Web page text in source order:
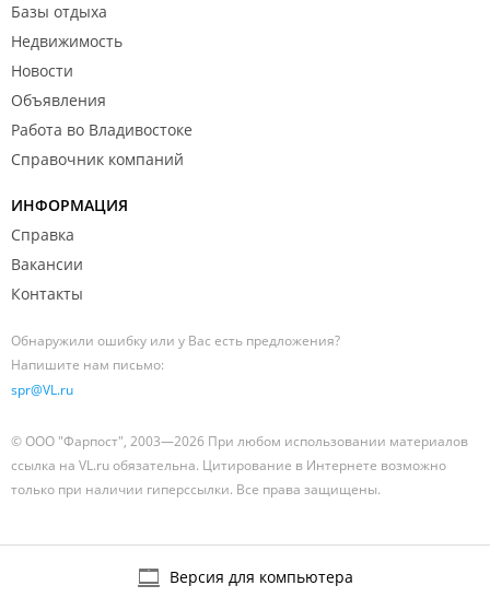
Базы отдыха
Недвижимость
Новости
Объявления
Работа во Владивостоке
Справочник компаний
ИНФОРМАЦИЯ
Справка
Вакансии
Контакты
Обнаружили ошибку или у Вас есть предложения?
Напишите нам письмо:
spr@VL.ru
© ООО "Фарпост", 2003—2026 При любом использовании материалов
ссылка на VL.ru обязательна. Цитирование в Интернете возможно
только при наличии гиперссылки. Все права защищены.
Версия для компьютера